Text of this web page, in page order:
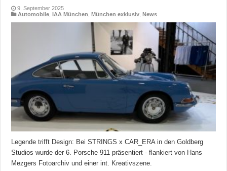
9. September 2025
Automobile ,IAA München ,München exklusiv ,News
Legende trifft Design: Bei STRINGS x CAR_ERA in den Goldberg
Studios wurde der 6. Porsche 911 präsentiert - flankiert von Hans
Mezgers Fotoarchiv und einer int. Kreativszene.